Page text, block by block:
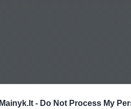
Mainyk.lt - Do Not Process My